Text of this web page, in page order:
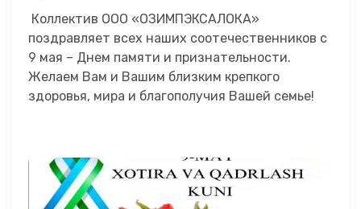
Коллектив ООО «ОЗИМПЭКСАЛОКА»
поздравляет всех наших соотечественников с
9 мая – Днем памяти и признательности.
Желаем Вам и Вашим близким крепкого
здоровья, мира и благополучия Вашей семье!